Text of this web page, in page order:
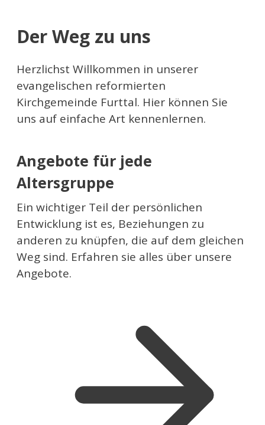
Der Weg zu uns
Herzlichst Willkommen in unserer
evangelischen reformierten
Kirchgemeinde Furttal. Hier können Sie
uns auf einfache Art kennenlernen.
Angebote für jede
Altersgruppe
Ein wichtiger Teil der persönlichen
Entwicklung ist es, Beziehungen zu
anderen zu knüpfen, die auf dem gleichen
Weg sind. Erfahren sie alles über unsere
Angebote.